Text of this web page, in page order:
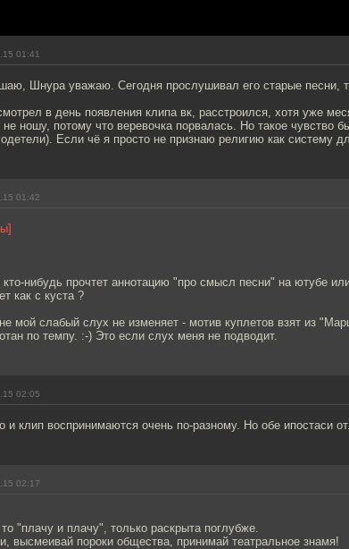
01:41
Шнура уважаю. Сегодня прослушивал его старые песни,
в день появления клипа вк, расстроился, хотя уже
не ношу, потому что веревочка порвалась. Но такое чувство
Если чё я просто не признаю религию как систему
01:42
кто-нибудь прочтет аннотацию "про смысл песни" на ютубе
как с куста ?
мой слабый слух не изменяет - мотив куплетов взят из
по темпу. :-) Это если слух меня не подводит.
02:05
и клип воспринимаются очень по-разному. Но обе ипостаси
02:17
"плачу и плачу", только раскрыта поглубже.
высмеивай пороки общества, принимай театральное знамя!